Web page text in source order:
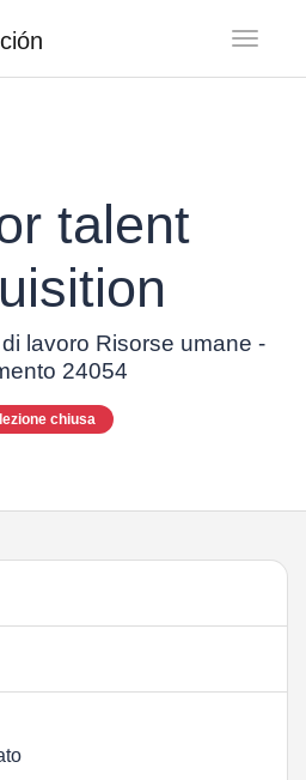
talent
lavoro Risorse umane -
24054
chiusa